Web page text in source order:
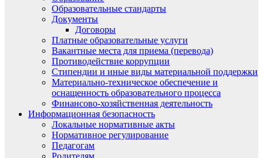
Образовательные стандарты
Документы
Договоры
Платные образовательные услуги
Вакантные места для приема (перевода)
Противодействие коррупции
Стипендии и иные виды материальной поддержки
Материально-техническое обеспечение и
оснащенность образовательного процесса
Финансово-хозяйственная деятельность
Информационная безопасность
Локальные нормативные акты
Нормативное регулирование
Педагогам
Родителям